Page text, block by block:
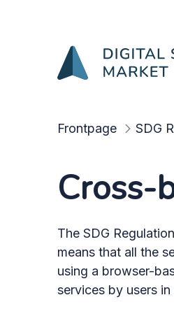
Frontpage SDG
Cross-
The SDG
means that all the
using a browser-
services by users